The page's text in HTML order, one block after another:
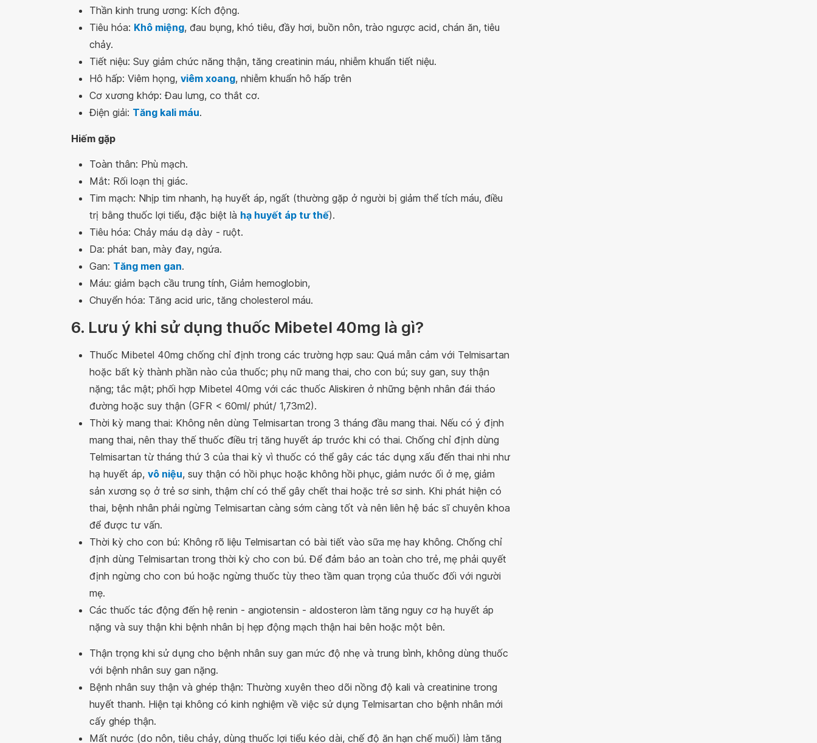
Thần kinh trung ương: Kích động.
Tiêu hóa: Khô miệng, đau bụng, khó tiêu, đầy hơi, buồn nôn, trào ngược acid, chán ăn, tiêu
chảy.
Tiết niệu: Suy giảm chức năng thận, tăng creatinin máu, nhiễm khuẩn tiết niệu.
Hô hấp: Viêm họng, viêm xoang, nhiễm khuẩn hô hấp trên
Cơ xương khớp: Đau lưng, co thắt cơ.
Điện giải: Tăng kali máu.
Hiếm gặp
Toàn thân: Phù mạch.
Mắt: Rối loạn thị giác.
Tim mạch: Nhịp tim nhanh, hạ huyết áp, ngất (thường gặp ở người bị giảm thể tích máu, điều
trị bằng thuốc lợi tiểu, đặc biệt là hạ huyết áp tư thế).
Tiêu hóa: Chảy máu dạ dày - ruột.
Da: phát ban, mày đay, ngứa.
Gan: Tăng men gan.
Máu: giảm bạch cầu trung tính, Giảm hemoglobin,
Chuyển hóa: Tăng acid uric, tăng cholesterol máu.
6. Lưu ý khi sử dụng thuốc Mibetel 40mg là gì?
Thuốc Mibetel 40mg chống chỉ định trong các trường hợp sau: Quá mẫn cảm với Telmisartan
hoặc bất kỳ thành phần nào của thuốc; phụ nữ mang thai, cho con bú; suy gan, suy thận
nặng; tắc mật; phối hợp Mibetel 40mg với các thuốc Aliskiren ở những bệnh nhân đái tháo
đường hoặc suy thận (GFR < 60ml/ phút/ 1,73m2).
Thời kỳ mang thai: Không nên dùng Telmisartan trong 3 tháng đầu mang thai. Nếu có ý định
mang thai, nên thay thế thuốc điều trị tăng huyết áp trước khi có thai. Chống chỉ định dùng
Telmisartan từ tháng thứ 3 của thai kỳ vì thuốc có thể gây các tác dụng xấu đến thai nhi như
hạ huyết áp, vô niệu, suy thận có hồi phục hoặc không hồi phục, giảm nước ối ở mẹ, giảm
sản xương sọ ở trẻ sơ sinh, thậm chí có thể gây chết thai hoặc trẻ sơ sinh. Khi phát hiện có
thai, bệnh nhân phải ngừng Telmisartan càng sớm càng tốt và nên liên hệ bác sĩ chuyên khoa
để được tư vấn.
Thời kỳ cho con bú: Không rõ liệu Telmisartan có bài tiết vào sữa mẹ hay không. Chống chỉ
định dùng Telmisartan trong thời kỳ cho con bú. Để đảm bảo an toàn cho trẻ, mẹ phải quyết
định ngừng cho con bú hoặc ngừng thuốc tùy theo tầm quan trọng của thuốc đối với người
mẹ.
Các thuốc tác động đến hệ renin - angiotensin - aldosteron làm tăng nguy cơ hạ huyết áp
nặng và suy thận khi bệnh nhân bị hẹp động mạch thận hai bên hoặc một bên.
Thận trọng khi sử dụng cho bệnh nhân suy gan mức độ nhẹ và trung bình, không dùng thuốc
với bệnh nhân suy gan nặng.
Bệnh nhân suy thận và ghép thận: Thường xuyên theo dõi nồng độ kali và creatinine trong
huyết thanh. Hiện tại không có kinh nghiệm về việc sử dụng Telmisartan cho bệnh nhân mới
cấy ghép thận.
Mất nước (do nôn, tiêu chảy, dùng thuốc lợi tiểu kéo dài, chế độ ăn hạn chế muối) làm tăng